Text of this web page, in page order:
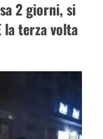
2 giorni, si
la terza volta